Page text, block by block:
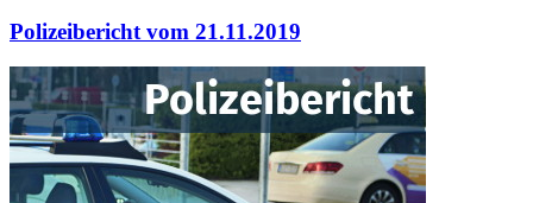
Polizeibericht vom 21.11.2019